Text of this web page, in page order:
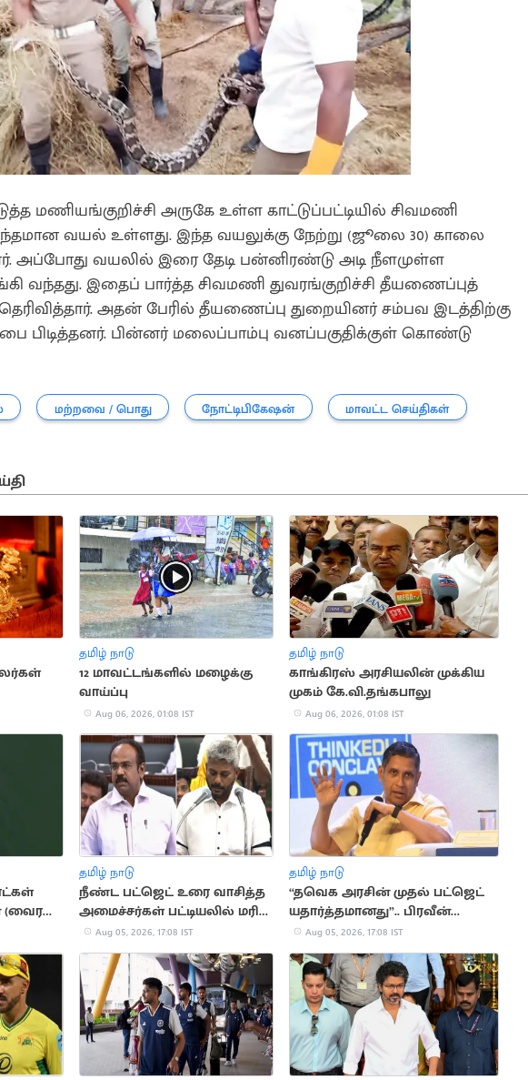
மணியங்குறிச்சி அருகே உள்ள காட்டுப்பட்டியில் சிவமணி
வயல் உள்ளது. இந்த வயலுக்கு நேற்று (ஜூலை 30) காலை
அப்போது வயலில் இரை தேடி பன்னிரண்டு அடி நீளமுள்ள
வந்தது. இதைப் பார்த்த சிவமணி துவரங்குறிச்சி தீயணைப்புத்
அதன் பேரில் தீயணைப்பு துறையினர் சம்பவ இடத்திற்கு
பிடித்தனர். பின்னர் மலைப்பாம்பு வனப்பகுதிக்குள் கொண்டு
மற்றவை / பொது நோட்டிபிகேஷன் மாவட்ட செய்திகள்
தமிழ் நாடு
12 மாவட்டங்களில் மழைக்கு
வாய்ப்பு
Aug 06, 2026, 01:08 IST
தமிழ் நாடு
காங்கிரஸ் அரசியலின் முக்கிய
முகம் கே.வி.தங்கபாலு
Aug 06, 2026, 01:08 IST
(வைரல்
தமிழ் நாடு
நீண்ட பட்ஜெட் உரை வாசித்த
அமைச்சர்கள் பட்டியலில் மரிய
வில்சன்
Aug 05, 2026, 17:08 IST
தமிழ் நாடு
“தவெக அரசின் முதல் பட்ஜெட்
யதார்த்தமானது”.. பிரவீன்
சக்ரவர்த்தி கருத்து
Aug 05, 2026, 17:08 IST